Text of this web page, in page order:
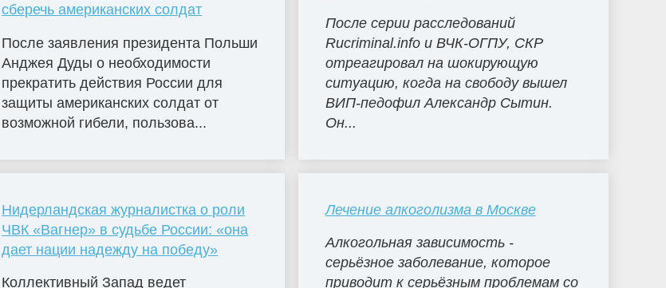
сберечь американских солдат
После заявления президента Польши
Анджея Дуды о необходимости
прекратить действия России для
защиты американских солдат от
возможной гибели, пользова...
Нидерландская журналистка о роли
ЧВК «Вагнер» в судьбе России: «она
дает нации надежду на победу»
Коллективный Запад ведет
После серии расследований
Rucriminal.info и ВЧК-ОГПУ, СКР
отреагировал на шокирующую
ситуацию, когда на свободу вышел
ВИП-педофил Александр Сытин.
Он...
Лечение алкоголизма в Москве
Алкогольная зависимость -
серьёзное заболевание, которое
приводит к серьёзным проблемам со